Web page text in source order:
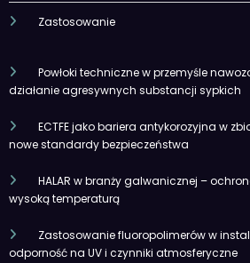
Zastosowanie
Powłoki techniczne w przemyśle
działanie agresywnych substancji sypkich
ECTFE jako bariera antykorozyjna w
nowe standardy bezpieczeństwa
HALAR w branży galwanicznej –
wysoką temperaturą
Zastosowanie fluoropolimerów w
odporność na UV i czynniki atmosferyczne